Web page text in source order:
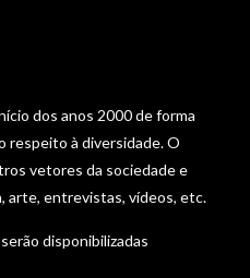
dos anos 2000 de forma
respeito à diversidade. O
vetores da sociedade e
arte, entrevistas, vídeos, etc.
disponibilizadas